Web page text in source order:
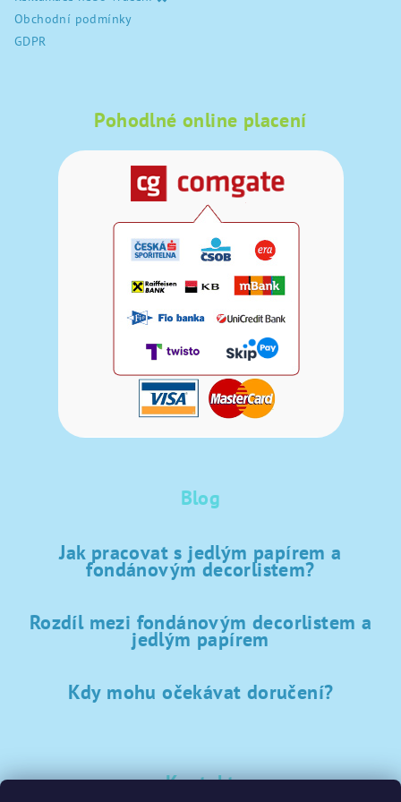
Obchodní podmínky
GDPR
Pohodlné online placení
Blog
Jak pracovat s jedlým papírem a
fondánovým decorlistem?
Rozdíl mezi fondánovým decorlistem a
jedlým papírem
Kdy mohu očekávat doručení?
Kontakt